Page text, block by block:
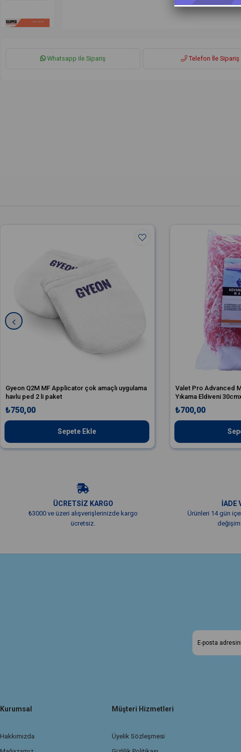
Whatsapp ile Sipariş Telefon İle Sipariş
Gyeon Q2M MF Applicator çok amaçlı uygulama
havlu ped 2 li paket
₺750,00
Sepete Ekle
Valet Pro Advanced
Yıkama Eldiveni
₺700,00
ÜCRETSİZ KARGO
₺3000 ve üzeri alışverişlerinizde kargo
ücretsiz.
İADE
Ürünleri 14 gün
Kurumsal
Hakkımızda
Müşteri Hizmetleri
Üyelik Sözleşmesi